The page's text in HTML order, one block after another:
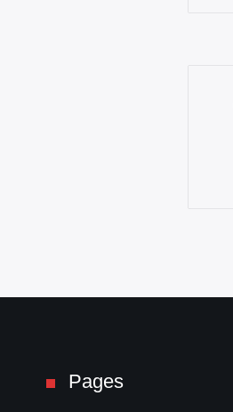
Pages